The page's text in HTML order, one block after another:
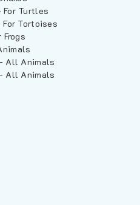
For Turtles
Tortoises
All Animals
All Animals